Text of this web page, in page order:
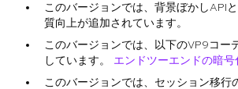
このバージョンでは、背景ぼかしAPI
質向上が追加されています。
このバージョンでは、以下のVP9コー
しています。 エンドツーエンドの暗号
このバージョンでは、セッション移行